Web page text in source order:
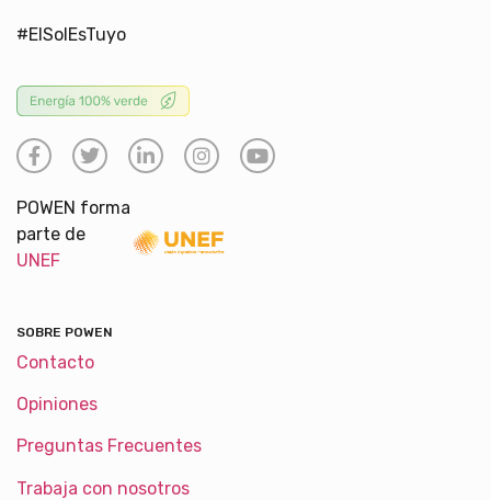
#ElSolEsTuyo
POWEN forma
parte de
UNEF
SOBRE POWEN
Contacto
Opiniones
Preguntas Frecuentes
Trabaja con nosotros